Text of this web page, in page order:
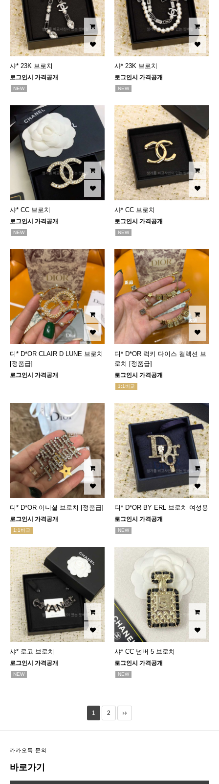
샤* 23K 브로치
로그인시 가격공개
NEW
샤* 23K 브로치
로그인시 가격공개
NEW
샤* CC 브로치
로그인시 가격공개
NEW
샤* CC 브로치
로그인시 가격공개
NEW
디* D*OR CLAIR D LUNE 브로치
[정품급]
로그인시 가격공개
디* D*OR 럭키 다이스 컬렉션 브
로치 [정품급]
로그인시 가격공개
1:1비교
디* D*OR 이니셜 브로치 [정품급]
로그인시 가격공개
1:1비교
디* D*OR BY ERL 브로치 여성용
로그인시 가격공개
NEW
샤* 로고 브로치
로그인시 가격공개
NEW
샤* CC 넘버 5 브로치
로그인시 가격공개
NEW
1 2
카카오톡 문의
바로가기